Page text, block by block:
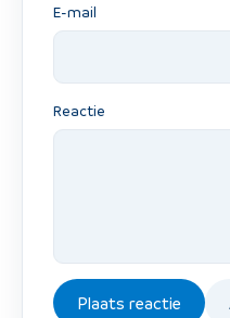
E-mail
Reactie
Plaats reactie